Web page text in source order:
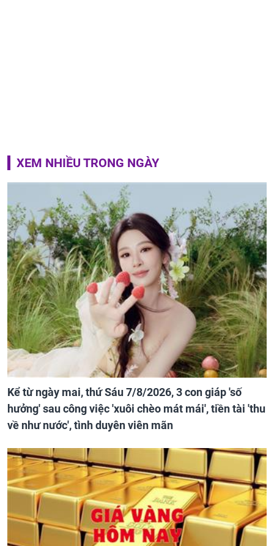
XEM NHIỀU TRONG NGÀY
Kể từ ngày mai, thứ Sáu 7/8/2026, 3 con giáp 'số
hưởng' sau công việc 'xuôi chèo mát mái', tiền tài 'thu
về như nước', tình duyên viên mãn